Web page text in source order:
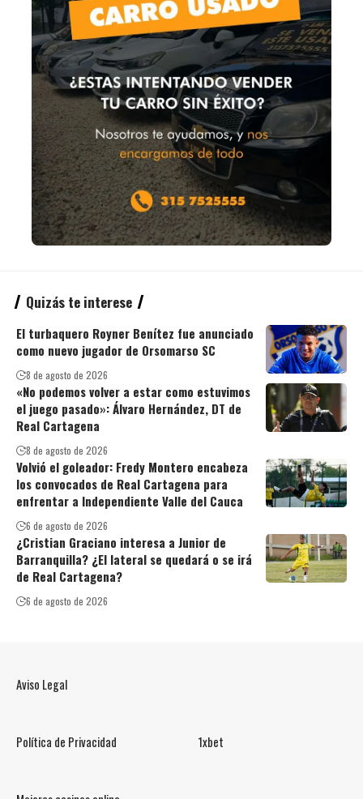
Quizás te interese
El turbaquero Royner Benítez fue anunciado
como nuevo jugador de Orsomarso SC
8 de agosto de 2026
«No podemos volver a estar como estuvimos
el juego pasado»: Álvaro Hernández, DT de
Real Cartagena
8 de agosto de 2026
Volvió el goleador: Fredy Montero encabeza
los convocados de Real Cartagena para
enfrentar a Independiente Valle del Cauca
6 de agosto de 2026
¿Cristian Graciano interesa a Junior de
Barranquilla? ¿El lateral se quedará o se irá
de Real Cartagena?
6 de agosto de 2026
Aviso Legal
Política de Privacidad 1xbet